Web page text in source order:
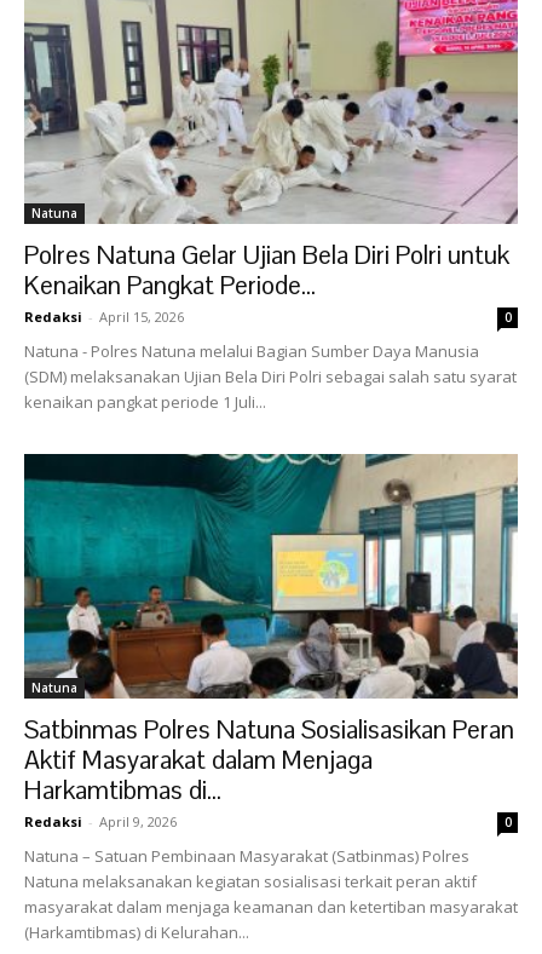
Natuna
Polres Natuna Gelar Ujian Bela Diri Polri untuk
Kenaikan Pangkat Periode...
Redaksi - April 15, 2026 0
‎Natuna - Polres Natuna melalui Bagian Sumber Daya Manusia
(SDM) melaksanakan Ujian Bela Diri Polri sebagai salah satu syarat
kenaikan pangkat periode 1 Juli...
Natuna
Satbinmas Polres Natuna Sosialisasikan Peran
Aktif Masyarakat dalam Menjaga
Harkamtibmas di...
Redaksi - April 9, 2026 0
‎Natuna – Satuan Pembinaan Masyarakat (Satbinmas) Polres
Natuna melaksanakan kegiatan sosialisasi terkait peran aktif
masyarakat dalam menjaga keamanan dan ketertiban masyarakat
(Harkamtibmas) di Kelurahan...